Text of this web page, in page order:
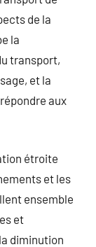
de la
la
transport,
et la
aux
étroite
et les
ensemble
et
diminution